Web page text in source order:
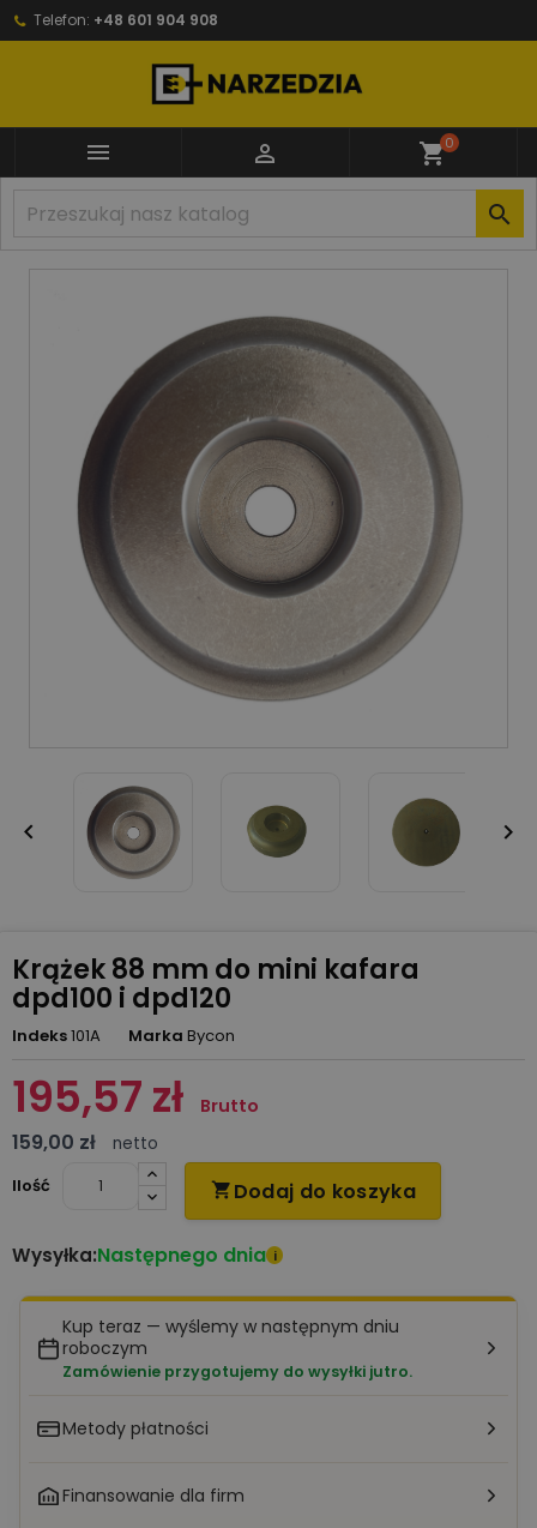
Telefon: +48 601 904 908
  shopping_cart0

 
Krążek 88 mm do mini kafara
dpd100 i dpd120
Indeks101A Marka Bycon
195,57 zł Brutto
159,00 zł
netto
Ilość
 Dodaj do koszyka
Wysyłka:Następnego dnia i
Kup teraz — wyślemy w następnym dniu
roboczym
Zamówienie przygotujemy do wysyłki jutro.
Metody płatności
Finansowanie dla firm